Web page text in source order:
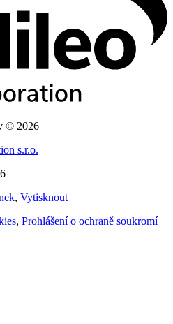
© 2026
s.r.o.
, Vytisknout
, Prohlášení o ochraně soukromí